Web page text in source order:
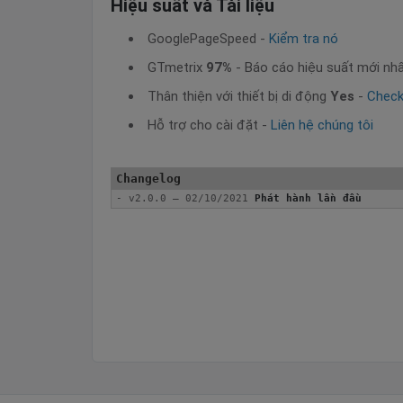
Hiệu suất và Tài liệu
GooglePageSpeed - Kiểm tra nó
GTmetrix 97% - Báo cáo hiệu suất mới
Thân thiện với thiết bị di động Yes -
Hỗ trợ cho cài đặt - Liên hệ chúng tôi
- v2.0.0 – 02/10/2021 Phát hành lần đầu